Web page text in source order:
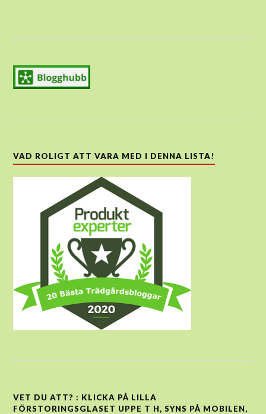
VAD ROLIGT ATT VARA MED I DENNA LISTA!
VET DU ATT? : KLICKA PÅ LILLA
FÖRSTORINGSGLASET UPPE T H, SYNS PÅ MOBILEN,